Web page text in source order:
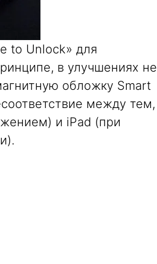
to Unlock» для
в улучшениях не
обложку Smart
между тем,
и iPad (при